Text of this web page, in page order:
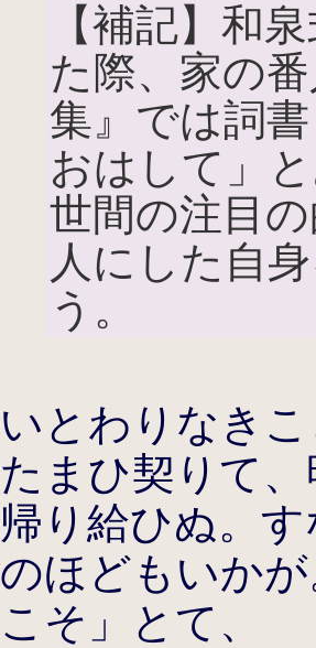
【補記】和
た際、家の
集』では詞
おはして」
世間の注目
人にした自
う。
いとわりなき
たまひ契りて
帰り給ひぬ。
のほどもいか
こそ」とて、